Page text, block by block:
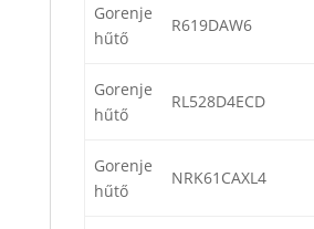
Gorenje
hűtő
R619DAW6
Gorenje
hűtő
RL528D4ECD
Gorenje
hűtő
NRK61CAXL4